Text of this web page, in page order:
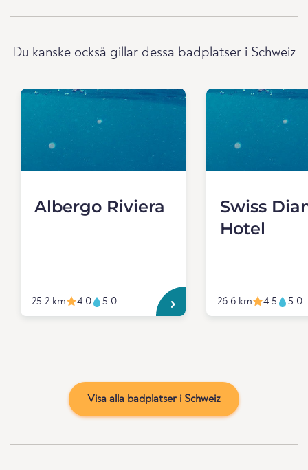
Du kanske också gillar dessa badplatser i Schweiz
Albergo Riviera
25.2 km 4.0 5.0
Swiss
Hotel
26.6 km 4.5 5.0
Visa alla badplatser i Schweiz